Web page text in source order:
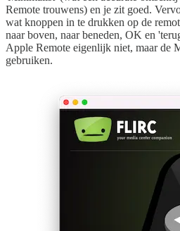
Remote trouwens) en je zit goed.
wat knoppen in te drukken op de
naar boven, naar beneden, OK en
Apple Remote eigenlijk niet, maar de
gebruiken.